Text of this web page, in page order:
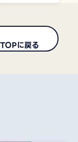
に戻る